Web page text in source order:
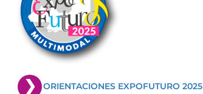
ORIENTACIONES EXPOFUTURO 2025